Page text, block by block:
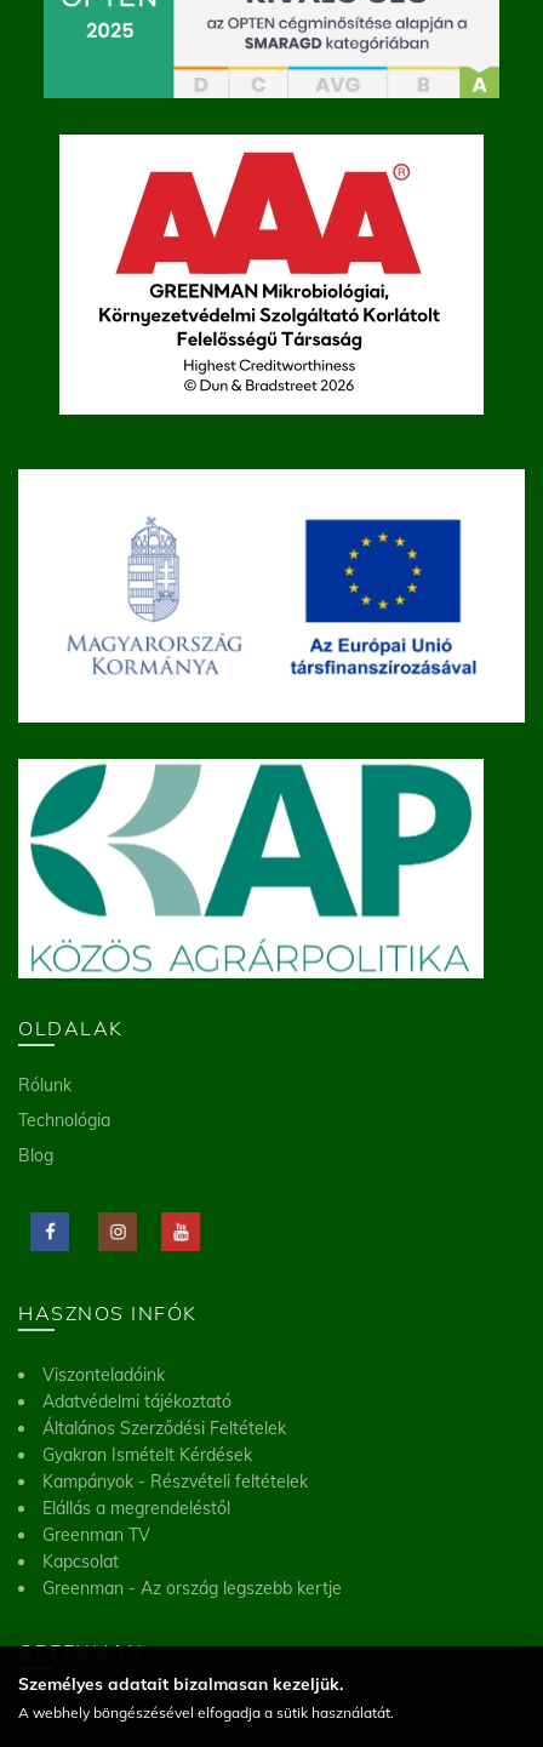
OLDALAK
Rólunk
Technológia
Blog
HASZNOS INFÓK
Viszonteladóink
Adatvédelmi tájékoztató
Általános Szerződési Feltételek
Gyakran Ismételt Kérdések
Kampányok - Részvételi feltételek
Elállás a megrendeléstől
Greenman TV
Kapcsolat
Greenman - Az ország legszebb kertje
GREENMAN
Greenman Kft.
Személyes adatait bizalmasan kezeljük.
A webhely böngészésével elfogadja a sütik használatát.